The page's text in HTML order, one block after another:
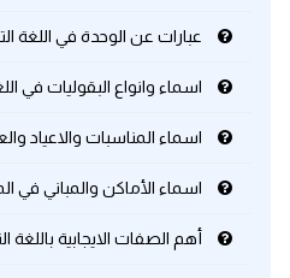
عبارات عن الوحدة في اللغة
اسماء وانواع البقوليات في
اسماء المناسبات والاعياد
اسماء الأماكن والمباني في
أهم الصفات الايجابية باللغة